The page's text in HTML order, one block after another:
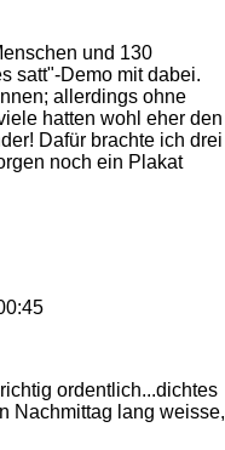
und 130
satt"-Demo mit dabei.
allerdings ohne
hatten wohl eher den
Dafür brachte ich drei
noch ein Plakat
ordentlich...dichtes
Nachmittag lang weisse,